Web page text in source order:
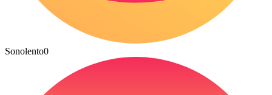
Sonolento0